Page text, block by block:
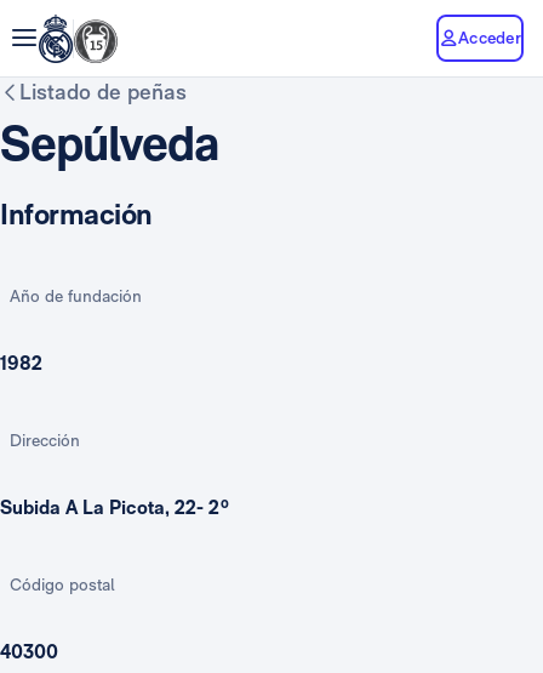
Acceder
Listado de peñas
Sepúlveda
Información
Año de fundación
1982
Dirección
Subida A La Picota, 22- 2º
Código postal
40300